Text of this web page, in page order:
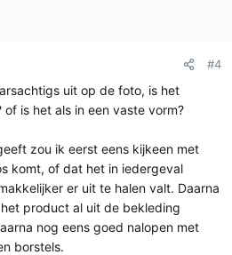
#4
uit op de foto, is het
is het als in een vaste vorm?
zou ik eerst eens kijkeen met
komt, of dat het in iedergeval
er uit te halen valt. Daarna
product al uit de bekleding
nog eens goed nalopen met
borstels.